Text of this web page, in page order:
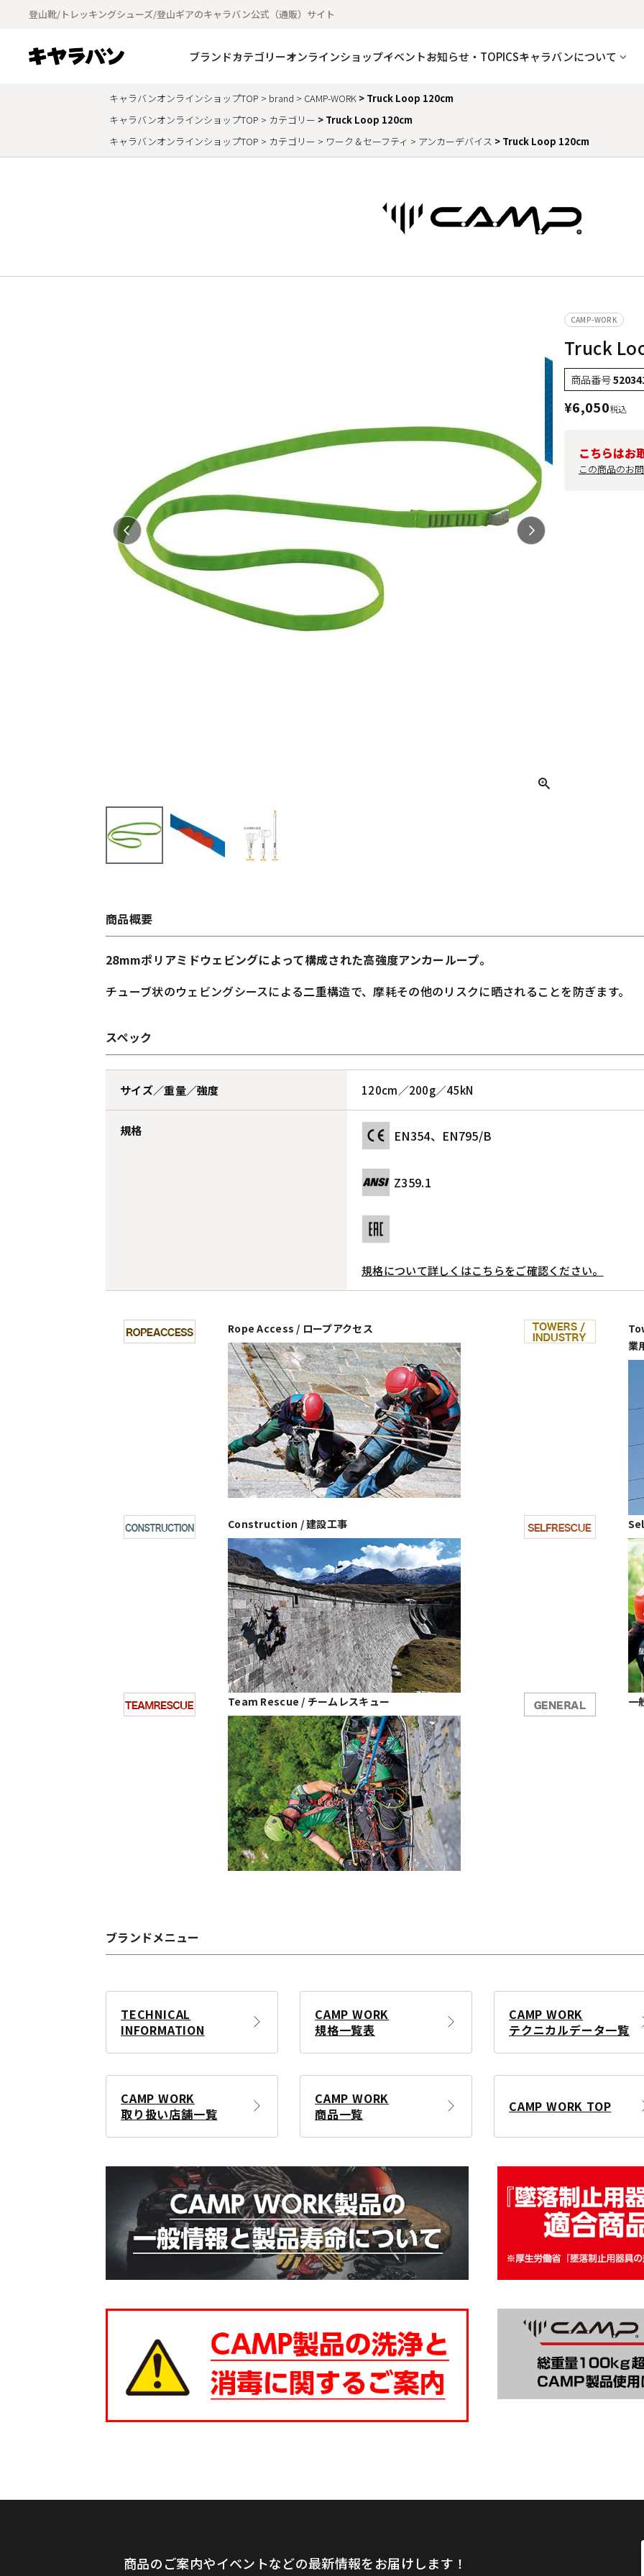
登山靴/トレッキングシューズ/登山ギアのキャラバン公式（通販）サイト
ブランドカテゴリーオンラインショップイベントお知らせ・TOPICSキャラバンについて
キャラバンオンラインショップTOP brand CAMP-WORK
Truck Loop 120cm
キャラバンオンラインショップTOP
カテゴリー
Truck Loop 120cm
キャラバンオンラインショップTOP
カテゴリー ワーク＆セーフティ アンカーデバイス Truck Loop 120cm
CAMP-WORK
Truck
商品番号
¥6,050税込
こちらはお
この商品のお
商品概要
28mmポリアミドウェビングによって構成された高強度アンカーループ。
チューブ状のウェビングシースによる二重構造で、摩耗その他のリスクに晒されることを防ぎます。
スペック
サイズ／重量／強度 120cm／200g／45kN
規格 EN354、EN795/B
Z359.1
規格について詳しくはこちらをご確認ください。
Rope Access / ロープアクセス
業
Construction / 建設工事
Team Rescue / チームレスキュー 一
ブランドメニュー
TECHNICAL
INFORMATION
CAMP WORK
規格一覧表
CAMP WORK
テクニカルデータ一覧
CAMP WORK
取り扱い店舗一覧
CAMP WORK
商品一覧
CAMP WORK TOP
商品のご案内やイベントなどの最新情報をお届けします！